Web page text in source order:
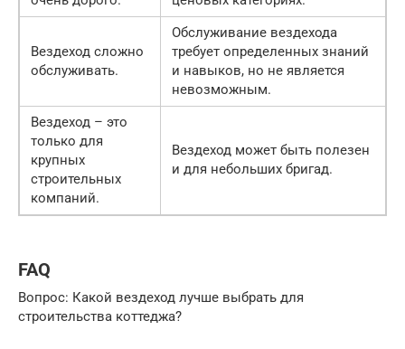
Вездеход сложно
обслуживать.
Обслуживание вездехода
требует определенных знаний
и навыков, но не является
невозможным.
Вездеход – это
только для
крупных
строительных
компаний.
Вездеход может быть полезен
и для небольших бригад.
FAQ
Вопрос: Какой вездеход лучше выбрать для
строительства коттеджа?